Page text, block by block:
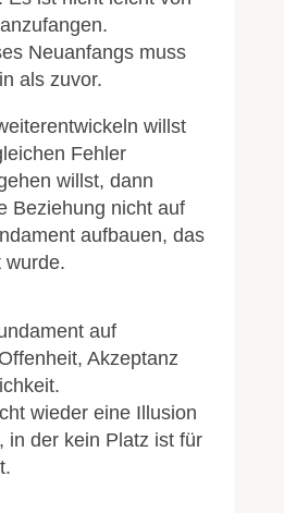
Neuanfangs muss
als zuvor.
willst
Fehler
willst, dann
Beziehung nicht auf
aufbauen, das
wurde.
auf
Akzeptanz
wieder eine Illusion
in der kein Platz ist für